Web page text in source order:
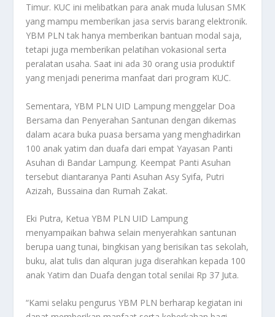
Timur. KUC ini melibatkan para anak muda lulusan SMK
yang mampu memberikan jasa servis barang elektronik.
YBM PLN tak hanya memberikan bantuan modal saja,
tetapi juga memberikan pelatihan vokasional serta
peralatan usaha. Saat ini ada 30 orang usia produktif
yang menjadi penerima manfaat dari program KUC.
Sementara, YBM PLN UID Lampung menggelar Doa
Bersama dan Penyerahan Santunan dengan dikemas
dalam acara buka puasa bersama yang menghadirkan
100 anak yatim dan duafa dari empat Yayasan Panti
Asuhan di Bandar Lampung. Keempat Panti Asuhan
tersebut diantaranya Panti Asuhan Asy Syifa, Putri
Azizah, Bussaina dan Rumah Zakat.
Eki Putra, Ketua YBM PLN UID Lampung
menyampaikan bahwa selain menyerahkan santunan
berupa uang tunai, bingkisan yang berisikan tas sekolah,
buku, alat tulis dan alquran juga diserahkan kepada 100
anak Yatim dan Duafa dengan total senilai Rp 37 Juta.
“Kami selaku pengurus YBM PLN berharap kegiatan ini